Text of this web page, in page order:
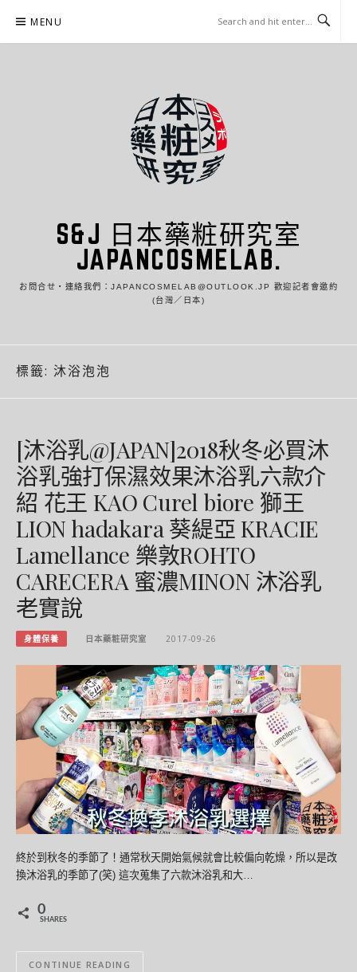
content
MENU
S&J 日本藥粧研究室
JAPANCOSMELAB.
お問合せ・連絡我們：JAPANCOSMELAB@OUTLOOK.JP 歡迎記者會邀約
(台灣／日本)
標籤: 沐浴泡泡
[沐浴乳@JAPAN]2018秋冬必買沐
浴乳強打保濕效果沐浴乳六款介
紹 花王 KAO Curel biore 獅王
LION hadakara 葵緹亞 KRACIE
Lamellance 樂敦ROHTO
CARECERA 蜜濃MINON 沐浴乳
老實說
身體保養 日本藥粧研究室 2017-09-26
終於到秋冬的季節了！通常秋天開始氣候就會比較偏向乾燥，所以是改
換沐浴乳的季節了(笑) 這次蒐集了六款沐浴乳和大…
0
SHARES
CONTINUE READING